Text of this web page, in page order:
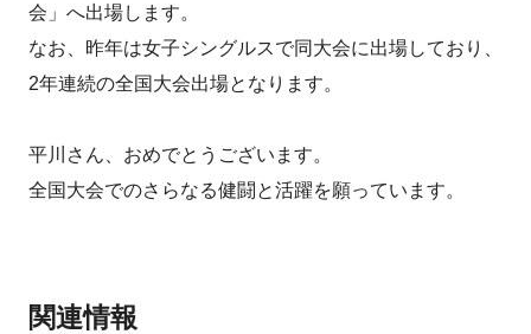
会」へ出場します。
なお、昨年は女子シングルスで同大会に出場しており、
2年連続の全国大会出場となります。
平川さん、おめでとうございます。
全国大会でのさらなる健闘と活躍を願っています。
関連情報